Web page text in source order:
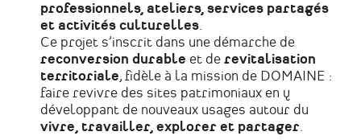
professionnels, ateliers, services partagés
et activités culturelles.
Ce projet s’inscrit dans une démarche de
reconversion durable et de revitalisation
territoriale, fidèle à la mission de DOMAINE :
faire revivre des sites patrimoniaux en y
développant de nouveaux usages autour du
vivre, travailler, explorer et partager.